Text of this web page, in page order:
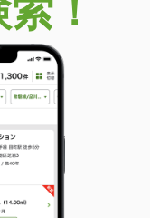
下湯長谷町梅ノ房
字新吉町２丁目
！